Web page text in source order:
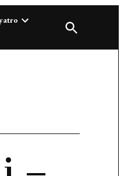
Open
Search